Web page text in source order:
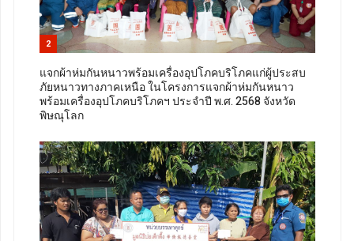
2
แจกผ้าห่มกันหนาวพร้อมเครื่องอุปโภคบริโภคแก่ผู้ประสบ
ภัยหนาวทางภาคเหนือ ในโครงการแจกผ้าห่มกันหนาว
พร้อมเครื่องอุปโภคบริโภคฯ ประจำปี พ.ศ. 2568 จังหวัด
พิษณุโลก